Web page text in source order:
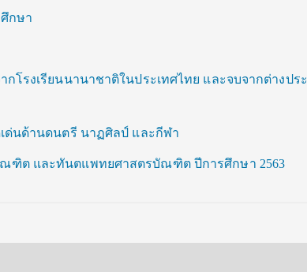
กษา
กโรงเรียนนานาชาติในประเทศไทย และจบจากต่างปร
ด่นด้านดนตรี นาฏศิลป์ และกีฬา
ฑิต และทันตแพทยศาสตรบัณฑิต ปีการศึกษา 2563